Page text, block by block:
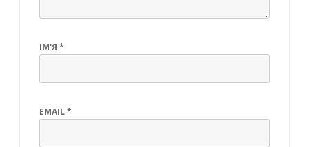
ІМ'Я *
EMAIL*